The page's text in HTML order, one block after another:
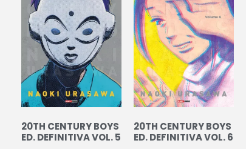
20TH CENTURY BOYS
ED. DEFINITIVA VOL. 5
20TH CENTURY BOYS
ED. DEFINITIVA VOL. 6